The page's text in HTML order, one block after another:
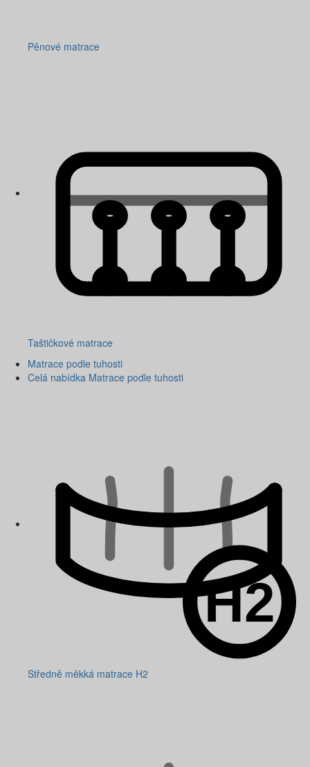
Pěnové matrace
Taštičkové matrace
Matrace podle tuhosti
Celá nabídka Matrace podle tuhosti
Středně měkká matrace H2